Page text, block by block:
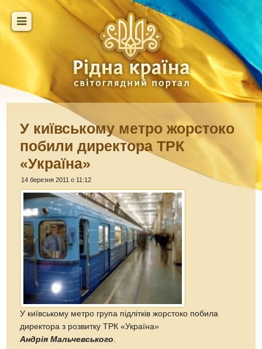
У київському метро жорстоко
побили директора ТРК
«Україна»
14 березня 2011 о 11:12
У київському метро група підлітків жорстоко побила
директора з розвитку ТРК «Україна»
Андрія Мальчевського